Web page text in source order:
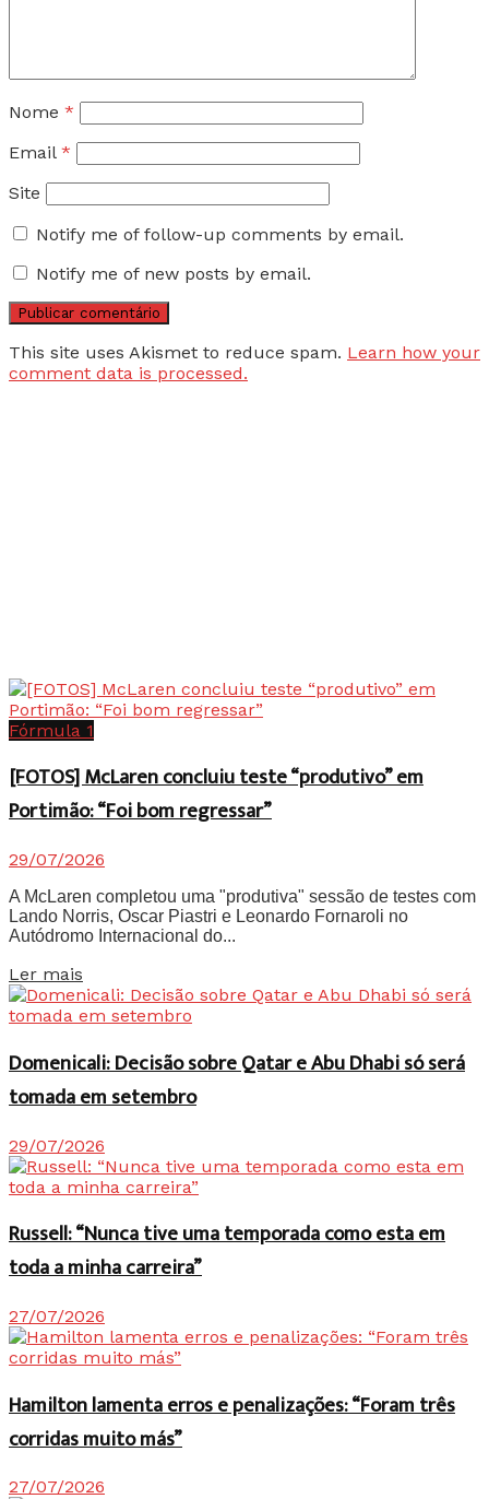
Nome *
Email *
Site
Notify me of follow-up comments by email.
Notify me of new posts by email.
This site uses Akismet to reduce spam. Learn how your
comment data is processed.
Fórmula 1
[FOTOS] McLaren concluiu teste “produtivo” em
Portimão: “Foi bom regressar”
29/07/2026
A McLaren completou uma "produtiva" sessão de testes com
Lando Norris, Oscar Piastri e Leonardo Fornaroli no
Autódromo Internacional do...
Ler mais
Domenicali: Decisão sobre Qatar e Abu Dhabi só será
tomada em setembro
29/07/2026
Russell: “Nunca tive uma temporada como esta em
toda a minha carreira”
27/07/2026
Hamilton lamenta erros e penalizações: “Foram três
corridas muito más”
27/07/2026